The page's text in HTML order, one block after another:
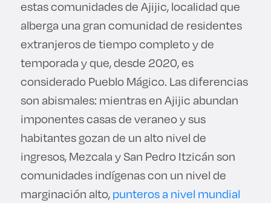
estas comunidades de Ajijic, localidad que
alberga una gran comunidad de residentes
extranjeros de tiempo completo y de
temporada y que, desde 2020, es
considerado Pueblo Mágico. Las diferencias
son abismales: mientras en Ajijic abundan
imponentes casas de veraneo y sus
habitantes gozan de un alto nivel de
ingresos, Mezcala y San Pedro Itzicán son
comunidades indígenas con un nivel de
marginación alto,punteros a nivel mundial